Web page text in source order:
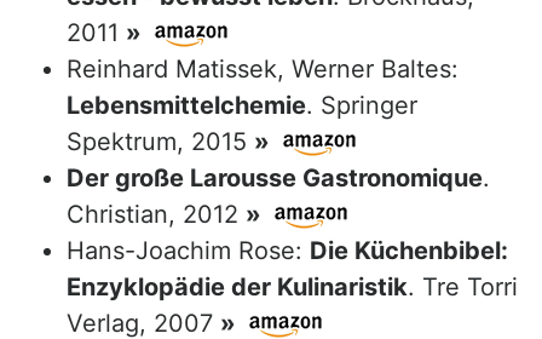
2011 »
Reinhard Matissek, Werner Baltes:
Lebensmittelchemie. Springer
Spektrum, 2015 »
Der große Larousse Gastronomique.
Christian, 2012 »
Hans-Joachim Rose: Die Küchenbibel:
Enzyklopädie der Kulinaristik. Tre Torri
Verlag, 2007 »